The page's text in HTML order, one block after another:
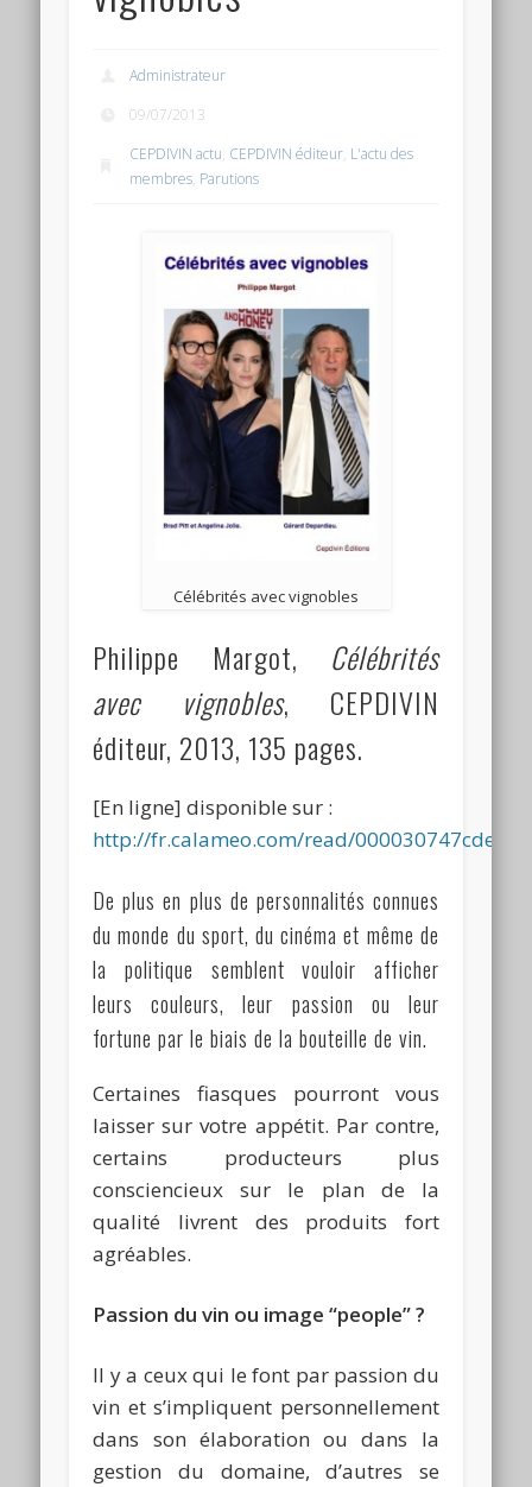
Flux des publications
Flux des commentaires
Site de WordPress-FR
Administrateur
09/07/2013
CEPDIVIN actu, CEPDIVIN éditeur, L'actu des
membres, Parutions
Célébrités avec vignobles
Philippe Margot, Célébrités
avec vignobles, CEPDIVIN
éditeur, 2013, 135 pages.
[En ligne] disponible sur :
http://fr.calameo.com/read/
De plus en plus de personnalités connues
du monde du sport, du cinéma et même de
la politique semblent vouloir afficher
leurs couleurs, leur passion ou leur
fortune par le biais de la bouteille de vin.
Certaines fiasques pourront vous
laisser sur votre appétit. Par contre,
certains producteurs plus
consciencieux sur le plan de la
qualité livrent des produits fort
agréables.
Passion du vin ou image “people” ?
Il y a ceux qui le font par passion du
vin et s’impliquent personnellement
dans son élaboration ou dans la
gestion du domaine, d’autres se